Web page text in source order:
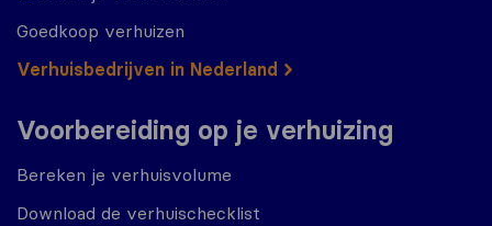
Goedkoop verhuizen
Verhuisbedrijven in Nederland
Voorbereiding op je verhuizing
Bereken je verhuisvolume
Download de verhuischecklist